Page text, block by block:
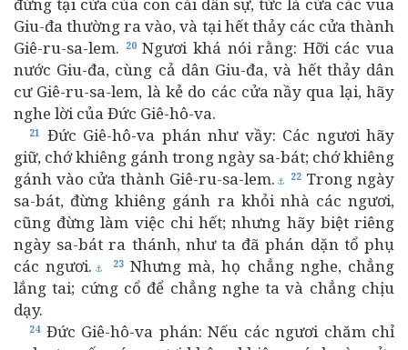
Giu-đa thường ra vào, và tại hết thảy các cửa thành
Giê-ru-sa-lem.
20Ngươi khá nói rằng: Hỡi các vua
nước Giu-đa, cùng cả dân Giu-đa, và hết thảy dân
cư Giê-ru-sa-lem, là kẻ do các cửa nầy qua lại, hãy
nghe lời của Đức Giê-hô-va.
21
Đức Giê-hô-va phán như vầy: Các ngươi hãy
giữ, chớ khiêng gánh trong ngày sa-bát; chớ khiêng
gánh vào cửa thành Giê-ru-sa-lem. ⚓ 22Trong ngày
sa-bát, đừng khiêng gánh ra khỏi nhà các ngươi,
cũng đừng làm việc chi hết; nhưng hãy biệt riêng
ngày sa-bát ra thánh, như ta đã phán dặn tổ phụ
các ngươi. ⚓ 23Nhưng mà, họ chẳng nghe, chẳng
lắng tai; cứng cổ để chẳng nghe ta và chẳng chịu
dạy.
24Đức Giê-hô-va phán: Nếu các ngươi chăm chỉ